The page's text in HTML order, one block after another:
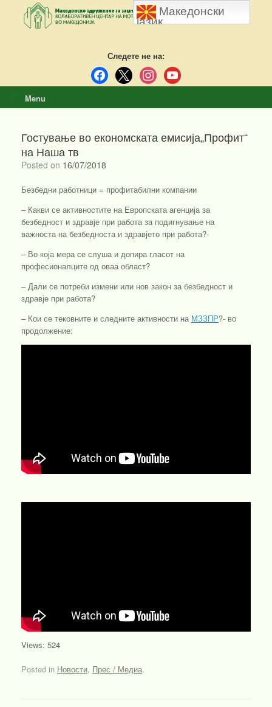
content
Следете не на:
facebook
x instagramyoutube
Menu
Гостување во економската емисија„Профит“
на Наша тв
Posted on 16/07/2018
Безбедни работници = профитабилни компании
– Какви се активностите на Европската агенција за
безбедност и здравје при работа за подигнување на
важноста на безбедноста и здравјето при работа?-
– Во која мера се слуша и допира гласот на
професионалците од оваа област?
– Дали се потреби измени или нов закон за безбедност и
здравје при работа?
– Кои се тековните и следните активности на МЗЗПР?- во
продолжение:
Views: 524
Posted in Новости, Прес / Медиа.
Македонски
јазик